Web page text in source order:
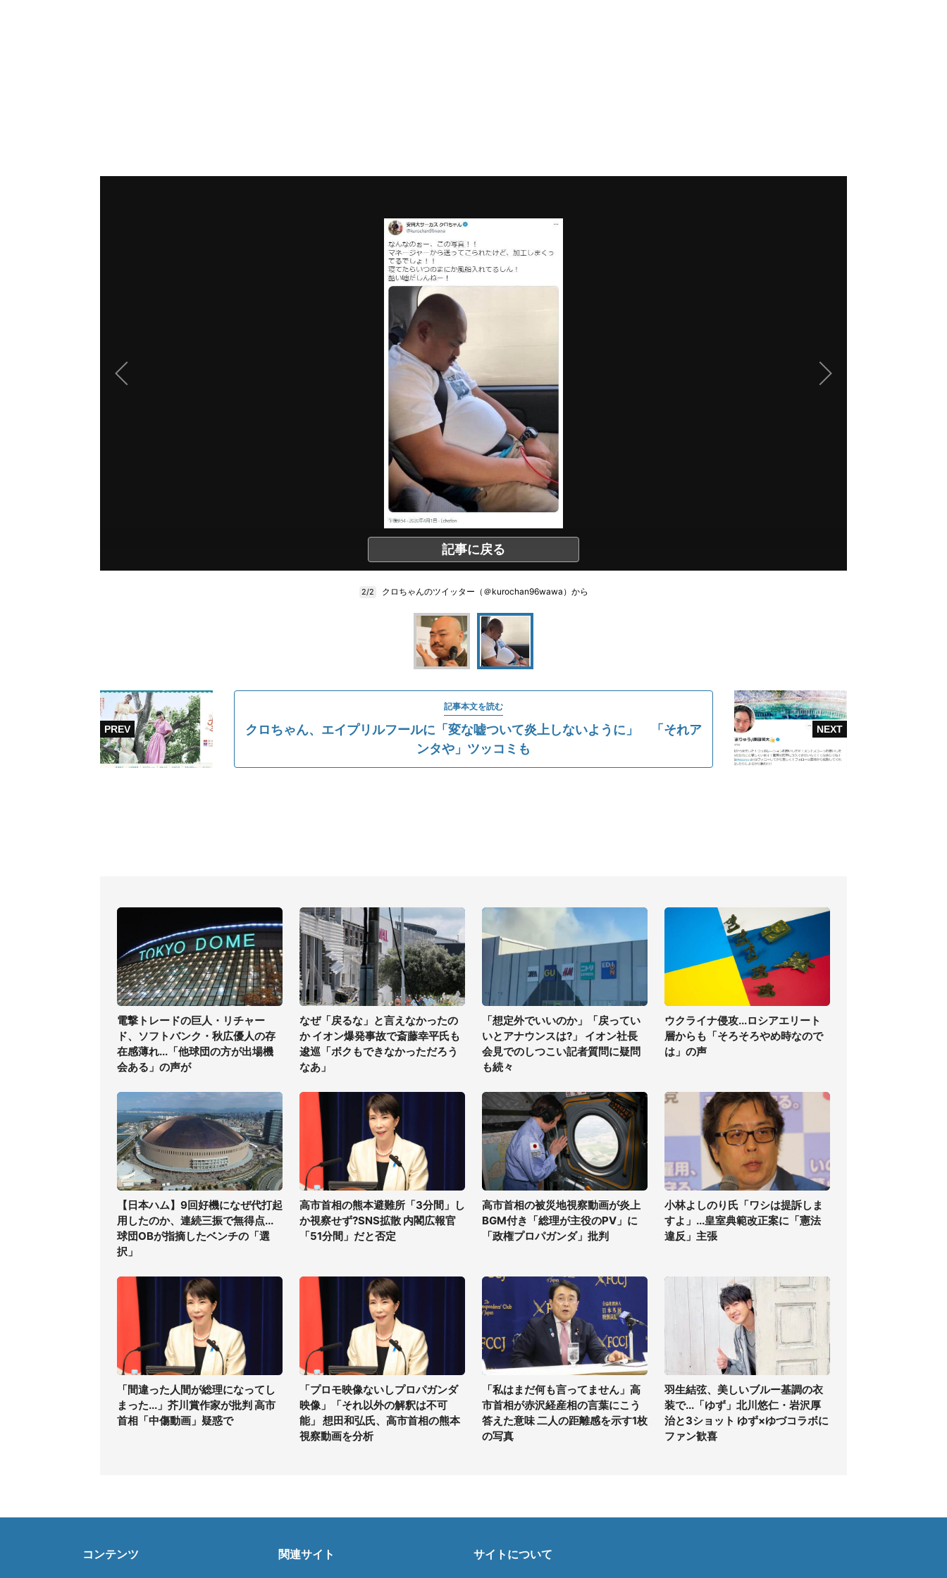
記事に戻る
2/2 クロちゃんのツイッター（＠kurochan96wawa）から
記事本文を読む
クロちゃん、エイプリルフールに「変な嘘ついて炎上しないように」 「それア
ンタや」ツッコミも
電撃トレードの巨人・リチャー
ド、ソフトバンク・秋広優人の存
在感薄れ...「他球団の方が出場機
会ある」の声が
なぜ「戻るな」と言えなかったの
か イオン爆発事故で斎藤幸平氏も
逡巡「ボクもできなかっただろう
なあ」
「想定外でいいのか」「戻ってい
いとアナウンスは?」 イオン社長
会見でのしつこい記者質問に疑問
も続々
ウクライナ侵攻...ロシアエリート
層からも「そろそろやめ時なので
は」の声
【日本ハム】9回好機になぜ代打起
用したのか、連続三振で無得点...
球団OBが指摘したベンチの「選
択」
高市首相の熊本避難所「3分間」し
か視察せず?SNS拡散 内閣広報官
「51分間」だと否定
高市首相の被災地視察動画が炎上
BGM付き「総理が主役のPV」に
「政権プロパガンダ」批判
小林よしのり氏「ワシは提訴しま
すよ」...皇室典範改正案に「憲法
違反」主張
「間違った人間が総理になってし
まった...」芥川賞作家が批判 高市
首相「中傷動画」疑惑で
「プロモ映像ないしプロパガンダ
映像」「それ以外の解釈は不可
能」 想田和弘氏、高市首相の熊本
視察動画を分析
「私はまだ何も言ってません」高
市首相が赤沢経産相の言葉にこう
答えた意味 二人の距離感を示す1枚
の写真
羽生結弦、美しいブルー基調の衣
装で...「ゆず」北川悠仁・岩沢厚
治と3ショット ゆず×ゆづコラボに
ファン歓喜
コンテンツ 関連サイト サイトについて